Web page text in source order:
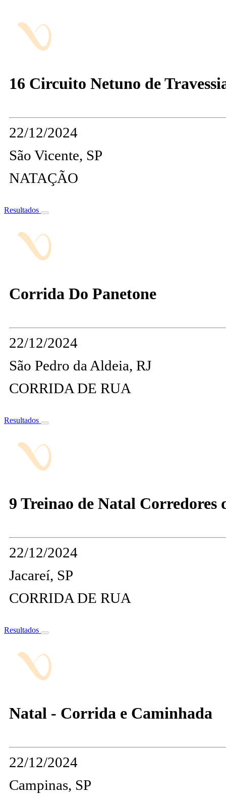
16 Circuito Netuno de
22/12/2024
São Vicente, SP
NATAÇÃO
Resultados
Corrida Do Panetone
22/12/2024
São Pedro da Aldeia, RJ
CORRIDA DE RUA
Resultados
9 Treinao de Natal Corredores
22/12/2024
Jacareí, SP
CORRIDA DE RUA
Resultados
Natal - Corrida e Caminhada
22/12/2024
Campinas, SP